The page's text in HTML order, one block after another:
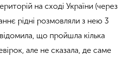
на сході України (через
рідні розмовляли з нею 3
що пройшла кілька
але не сказала, де саме